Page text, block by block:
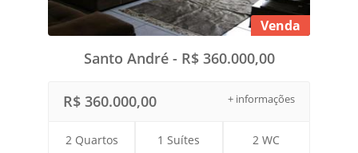
Venda
Santo André - R$ 360.000,00
+ informações
R$ 360.000,00
2 Quartos 1 Suítes 2 WC